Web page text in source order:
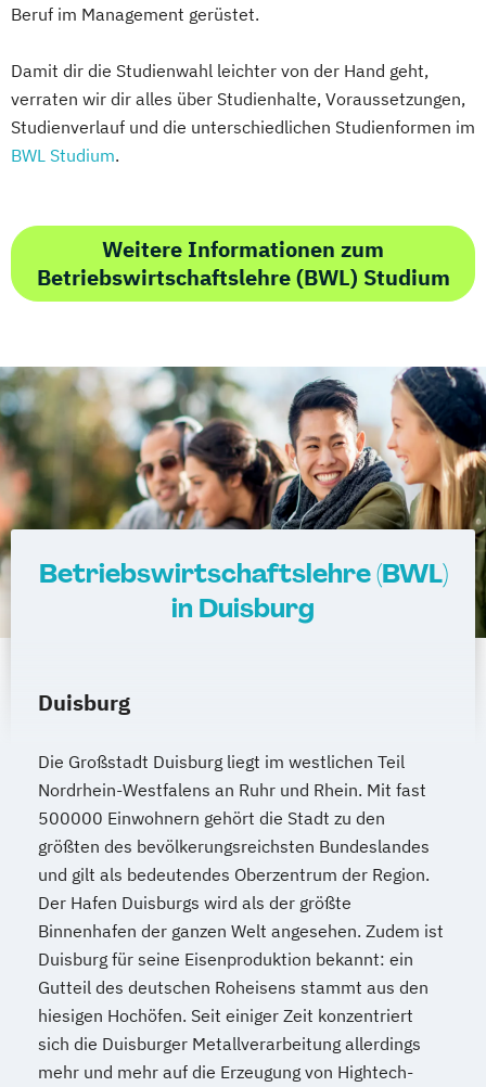
Beruf im Management gerüstet.
Damit dir die Studienwahl leichter von der Hand geht,
verraten wir dir alles über Studienhalte, Voraussetzungen,
Studienverlauf und die unterschiedlichen Studienformen im
BWL Studium.
Weitere Informationen zum
Betriebswirtschaftslehre (BWL) Studium
Betriebswirtschaftslehre (BWL)
in Duisburg
Duisburg
Die Großstadt Duisburg liegt im westlichen Teil
Nordrhein-Westfalens an Ruhr und Rhein. Mit fast
500000 Einwohnern gehört die Stadt zu den
größten des bevölkerungsreichsten Bundeslandes
und gilt als bedeutendes Oberzentrum der Region.
Der Hafen Duisburgs wird als der größte
Binnenhafen der ganzen Welt angesehen. Zudem ist
Duisburg für seine Eisenproduktion bekannt: ein
Gutteil des deutschen Roheisens stammt aus den
hiesigen Hochöfen. Seit einiger Zeit konzentriert
sich die Duisburger Metallverarbeitung allerdings
mehr und mehr auf die Erzeugung von Hightech-